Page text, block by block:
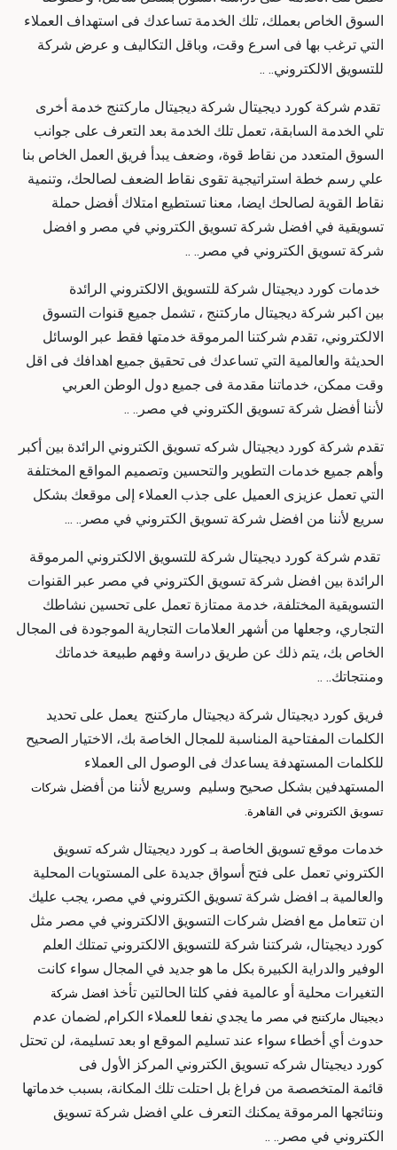
السوق الخاص بعملك، تلك الخدمة تساعدك فى استهداف العملاء
التي ترغب بها فى اسرع وقت، وباقل التكاليف و عرض شركة
للتسويق الالكتروني.. ..
تقدم شركة كورد ديجيتال شركة ديجيتال ماركتنج خدمة أخرى
تلي الخدمة السابقة، تعمل تلك الخدمة بعد التعرف على جوانب
السوق المتعدد من نقاط قوة، وضعف يبدأ فريق العمل الخاص بنا
علي رسم خطة استراتيجية تقوى نقاط الضعف لصالحك، وتنمية
نقاط القوية لصالحك ايضا، معنا تستطيع امتلاك أفضل حملة
تسويقية في افضل شركة تسويق الكتروني في مصر و افضل
شركة تسويق الكتروني في مصر.. ..
خدمات كورد ديجيتال شركة للتسويق الالكتروني الرائدة
بين اكبر شركة ديجيتال ماركتنج ، تشمل جميع قنوات التسوق
الالكتروني، تقدم شركتنا المرموقة خدمتها فقط عبر الوسائل
الحديثة والعالمية التي تساعدك فى تحقيق جميع اهدافك فى اقل
وقت ممكن، خدماتنا مقدمة فى جميع دول الوطن العربي
لأننا أفضل شركة تسويق الكتروني في مصر.. ..
تقدم شركة كورد ديجيتال شركه تسويق الكتروني الرائدة بين أكبر
وأهم جميع خدمات التطوير والتحسين وتصميم المواقع المختلفة
التي تعمل عزيزى العميل على جذب العملاء إلى موقعك بشكل
سريع لأننا من افضل شركة تسويق الكتروني في مصر.. ...
تقدم شركة كورد ديجيتال شركة للتسويق الالكتروني المرموقة
الرائدة بين افضل شركة تسويق الكتروني في مصر عبر القنوات
التسويقية المختلفة، خدمة ممتازة تعمل على تحسين نشاطك
التجاري، وجعلها من أشهر العلامات التجارية الموجودة فى المجال
الخاص بك، يتم ذلك عن طريق دراسة وفهم طبيعة خدماتك
ومنتجاتك.. ..
فريق كورد ديجيتال شركة ديجيتال ماركتنج يعمل على تحديد
الكلمات المفتاحية المناسبة للمجال الخاصة بك، الاختيار الصحيح
للكلمات المستهدفة يساعدك فى الوصول الى العملاء
المستهدفين بشكل صحيح وسليم وسريع لأننا من أفضل شركات
تسويق الكتروني في القاهرة.
خدمات موقع تسويق الخاصة بـ كورد ديجيتال شركه تسويق
الكتروني تعمل على فتح أسواق جديدة على المستويات المحلية
والعالمية بـافضل شركة تسويق الكتروني في مصر، يجب عليك
ان تتعامل مع افضل شركات التسويق الالكتروني في مصر مثل
كورد ديجيتال، شركتنا شركة للتسويق الالكتروني تمتلك العلم
الوفير والدراية الكبيرة بكل ما هو جديد في المجال سواء كانت
التغيرات محلية أو عالمية ففي كلتا الحالتين تأخذ افضل شركة
ديجيتال ماركتنج في مصر ما يجدي نفعا للعملاء الكرام, لضمان عدم
حدوث أي أخطاء سواء عند تسليم الموقع او بعد تسليمة، لن تحتل
كورد ديجيتال شركه تسويق الكتروني المركز الأول فى
قائمة المتخصصة من فراغ بل احتلت تلك المكانة، بسبب خدماتها
ونتائجها المرموقة يمكنك التعرف علي افضل شركة تسويق
الكتروني في مصر.. ..